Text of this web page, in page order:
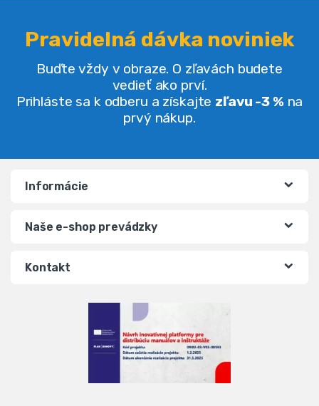
Pravidelná dávka noviniek
Buďte vždy v obraze. O zľavách budete
vedieť ako prví.
Prihláste sa k odberu a získajte zľavu -3 % na
prvý nákup.
Informácie
Naše e-shop prevádzky
Kontakt